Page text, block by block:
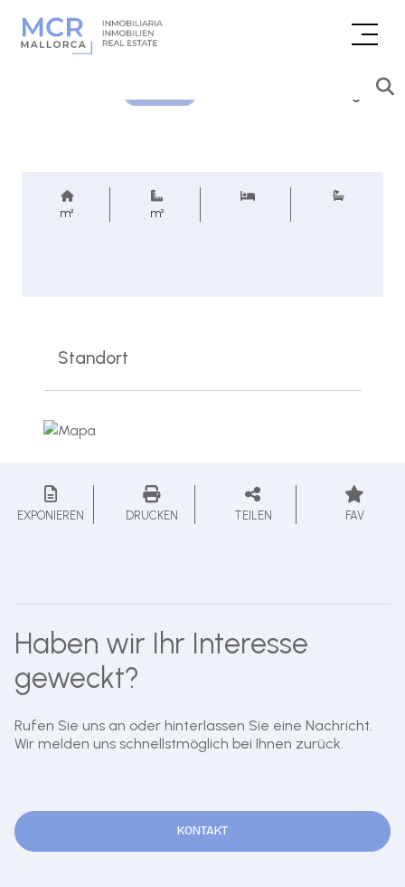
m² m²
Standort
EXPONIEREN DRUCKEN TEILEN FAV
Haben wir Ihr Interesse
geweckt?
Rufen Sie uns an oder hinterlassen Sie eine Nachricht.
Wir melden uns schnellstmöglich bei Ihnen zurück.
KONTAKT